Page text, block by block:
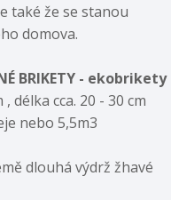
také že se stanou
domova.
BRIKETY - ekobrikety
délka cca. 20 - 30 cm
nebo 5,5m3
dlouhá výdrž žhavé